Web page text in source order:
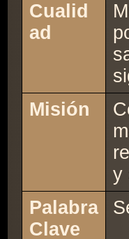
Cualid
ad
Misión
y
Palabra
Clave